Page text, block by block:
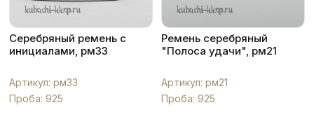
Серебряный ремень с
инициалами, рм33
Артикул: рм33
Проба: 925
Ремень серебряный
"Полоса удачи", рм21
Артикул: рм21
Проба: 925